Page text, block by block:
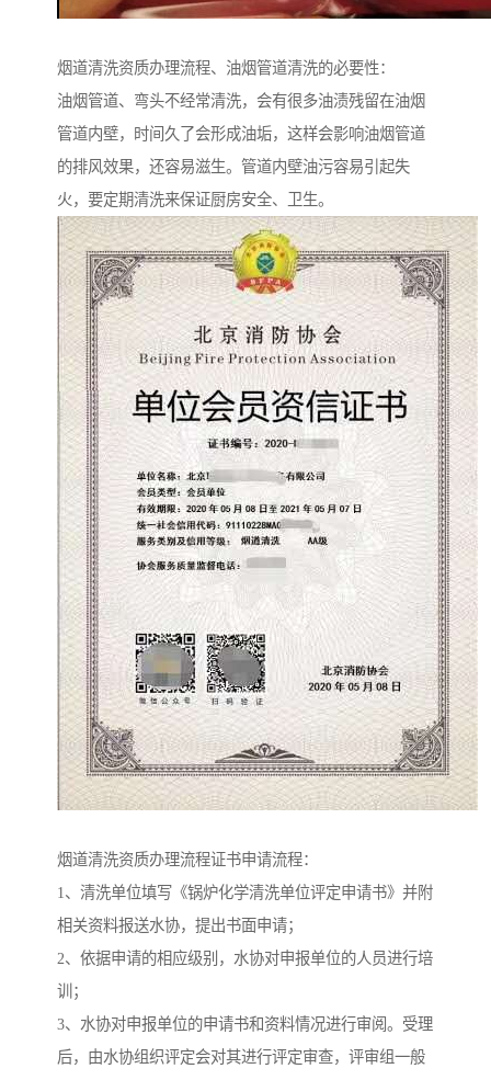
烟道清洗资质办理流程、油烟管道清洗的必要性：
油烟管道、弯头不经常清洗，会有很多油渍残留在油烟
管道内壁，时间久了会形成油垢，这样会影响油烟管道
的排风效果，还容易滋生。管道内壁油污容易引起失
火，要定期清洗来保证厨房安全、卫生。
烟道清洗资质办理流程证书申请流程：
1、清洗单位填写《锅炉化学清洗单位评定申请书》并附
相关资料报送水协，提出书面申请；
2、依据申请的相应级别，水协对申报单位的人员进行培
训；
3、水协对申报单位的申请书和资料情况进行审阅。受理
后，由水协组织评定会对其进行评定审查，评审组一般